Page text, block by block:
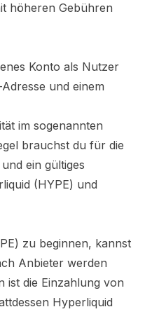
höheren Gebühren
Konto als Nutzer
und einem
im sogenannten
brauchst du für die
ein gültiges
(HYPE) und
zu beginnen, kannst
Anbieter werden
ist die Einzahlung von
Hyperliquid